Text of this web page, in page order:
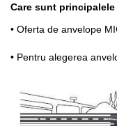
Care sunt
• Oferta de anvelope
• Pentru alegerea